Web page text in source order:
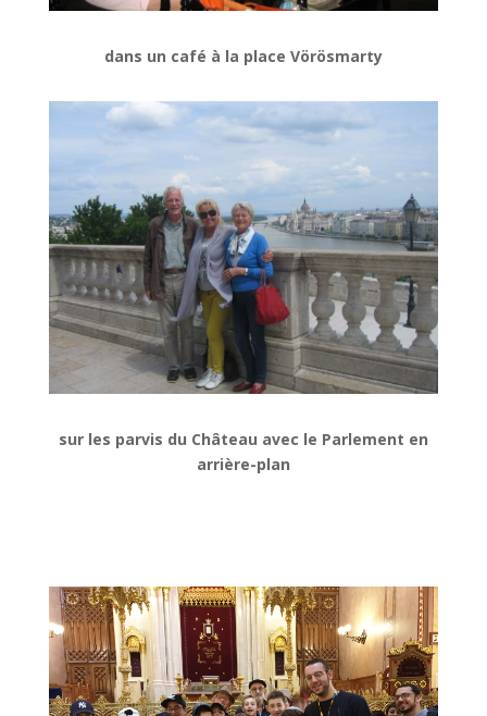
dans un café à la place Vörösmarty
sur les parvis du Château avec le Parlement en
arrière-plan